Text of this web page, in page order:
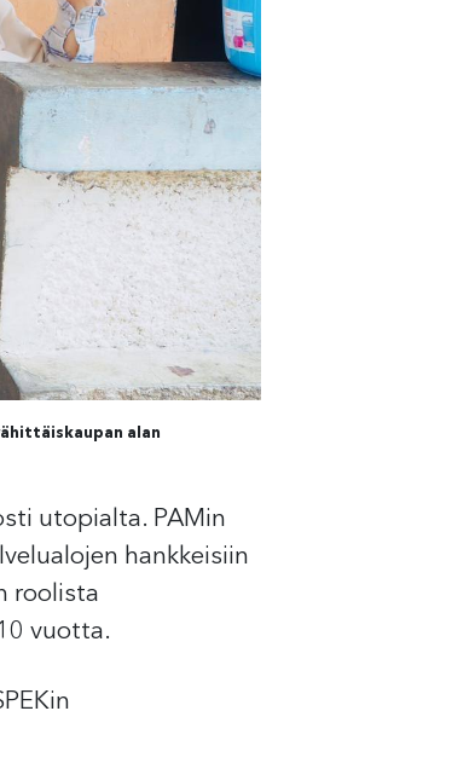
alan
utopialta. PAMin
hankkeisiin
roolista
vuotta.